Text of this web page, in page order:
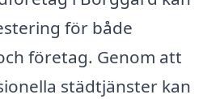
för både
företag. Genom att
städtjänster kan